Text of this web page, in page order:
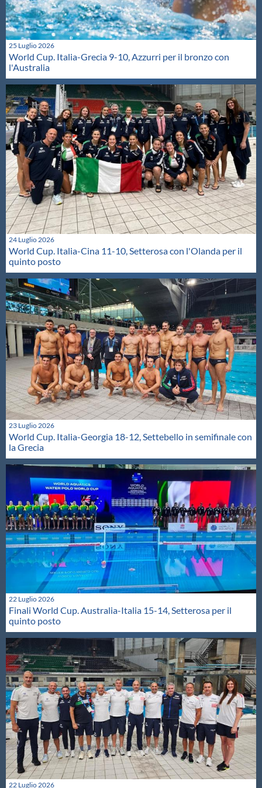
25 Luglio 2026
World Cup. Italia-Grecia 9-10, Azzurri per il bronzo con
l'Australia
24 Luglio 2026
World Cup. Italia-Cina 11-10, Setterosa con l'Olanda per il
quinto posto
23 Luglio 2026
World Cup. Italia-Georgia 18-12, Settebello in semifinale con
la Grecia
22 Luglio 2026
Finali World Cup. Australia-Italia 15-14, Setterosa per il
quinto posto
22 Luglio 2026